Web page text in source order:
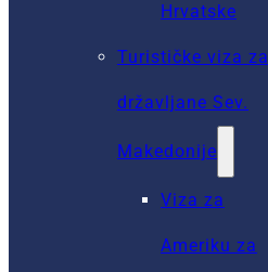
Hrvatske
Turističke viza za
državljane Sev.
Makedonije
Viza za
Ameriku za